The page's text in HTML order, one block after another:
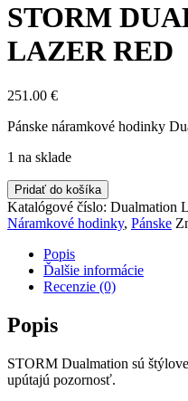
STORM
LAZER RED
251.00 €
Pánske náramkové hodinky
1 na sklade
Pridať do košíka
Katalógové číslo: Dualmation
Náramkové hodinky, Pánske
Popis
Ďalšie informácie
Recenzie (0)
Popis
STORM Dualmation sú
upútajú pozornosť.